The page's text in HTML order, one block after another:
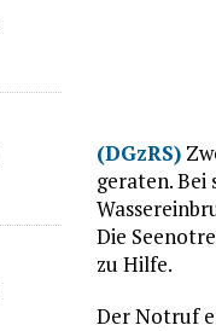
(DGzRS)
geraten. Bei
Die
zu Hilfe.
Der Notruf